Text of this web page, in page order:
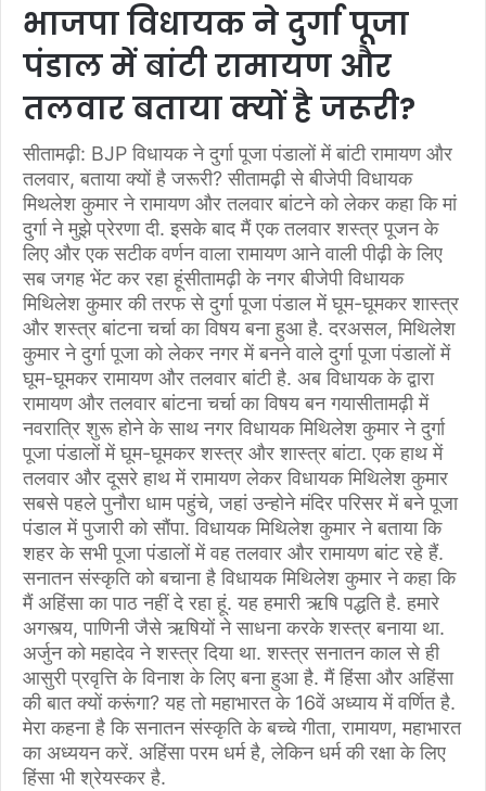
भाजपा विधायक ने दुर्गा पूजा
पंडाल में बांटी रामायण और
तलवार बताया क्यों है जरूरी?
सीतामढ़ी: BJP विधायक ने दुर्गा पूजा पंडालों में बांटी रामायण और
तलवार, बताया क्यों है जरूरी? सीतामढ़ी से बीजेपी विधायक
मिथलेश कुमार ने रामायण और तलवार बांटने को लेकर कहा कि मां
दुर्गा ने मुझे प्रेरणा दी. इसके बाद मैं एक तलवार शस्त्र पूजन के
लिए और एक सटीक वर्णन वाला रामायण आने वाली पीढ़ी के लिए
सब जगह भेंट कर रहा हूंसीतामढ़ी के नगर बीजेपी विधायक
मिथिलेश कुमार की तरफ से दुर्गा पूजा पंडाल में घूम-घूमकर शास्त्र
और शस्त्र बांटना चर्चा का विषय बना हुआ है. दरअसल, मिथिलेश
कुमार ने दुर्गा पूजा को लेकर नगर में बनने वाले दुर्गा पूजा पंडालों में
घूम-घूमकर रामायण और तलवार बांटी है. अब विधायक के द्वारा
रामायण और तलवार बांटना चर्चा का विषय बन गयासीतामढ़ी में
नवरात्रि शुरू होने के साथ नगर विधायक मिथिलेश कुमार ने दुर्गा
पूजा पंडालों में घूम-घूमकर शस्त्र और शास्त्र बांटा. एक हाथ में
तलवार और दूसरे हाथ में रामायण लेकर विधायक मिथिलेश कुमार
सबसे पहले पुनौरा धाम पहुंचे, जहां उन्होने मंदिर परिसर में बने पूजा
पंडाल में पुजारी को सौंपा. विधायक मिथिलेश कुमार ने बताया कि
शहर के सभी पूजा पंडालों में वह तलवार और रामायण बांट रहे हैं.
सनातन संस्कृति को बचाना है विधायक मिथिलेश कुमार ने कहा कि
मैं अहिंसा का पाठ नहीं दे रहा हूं. यह हमारी ऋषि पद्धति है. हमारे
अगस्त्य, पाणिनी जैसे ऋषियों ने साधना करके शस्त्र बनाया था.
अर्जुन को महादेव ने शस्त्र दिया था. शस्त्र सनातन काल से ही
आसुरी प्रवृत्ति के विनाश के लिए बना हुआ है. मैं हिंसा और अहिंसा
की बात क्यों करूंगा? यह तो महाभारत के 16वें अध्याय में वर्णित है.
मेरा कहना है कि सनातन संस्कृति के बच्चे गीता, रामायण, महाभारत
का अध्ययन करें. अहिंसा परम धर्म है, लेकिन धर्म की रक्षा के लिए
हिंसा भी श्रेयस्कर है.